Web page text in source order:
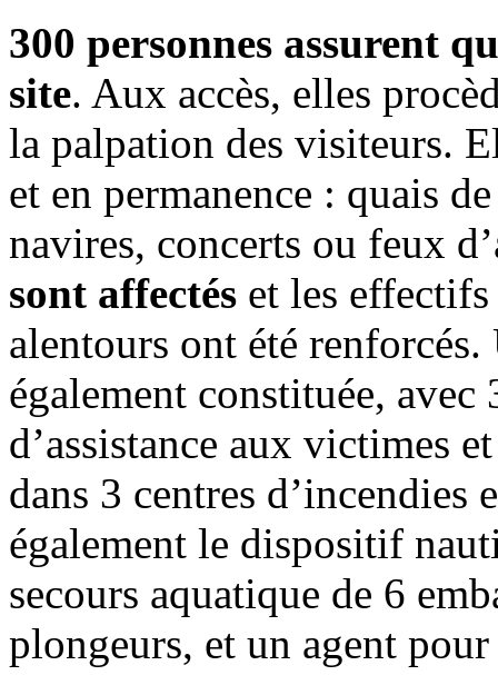
300 personnes assurent
site. Aux accès, elles
la palpation des visiteurs.
et en permanence : quais
navires, concerts ou feux
sont affectés et les effectifs
alentours ont été
également constituée, avec
d’assistance aux victimes
dans 3 centres d’incendies
également le dispositif
secours aquatique de 6
plongeurs, et un agent